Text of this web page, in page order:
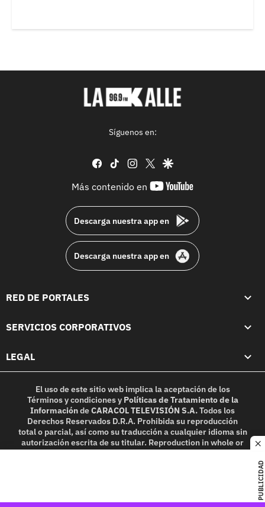
PUBLICIDAD
Síguenos en:
facebook
tiktok instagram
twittergoogle
Más contenido en
youtube-
Descarga nuestra app en
Descarga nuestra app en
RED DE PORTALES
SERVICIOS CORPORATIVOS
LEGAL
El uso de este sitio web implica la aceptación de los
Términos y condicionesy Políticas de Tratamiento de la
InformacióndeCARACOL TELEVISIÓN S.A.Todos los
Derechos Reservados D.R.A. Prohibida su reproducción
total o parcial, así como su traducción a cualquier idioma sin
autorización escrita de su titular. Reproduction in whole or